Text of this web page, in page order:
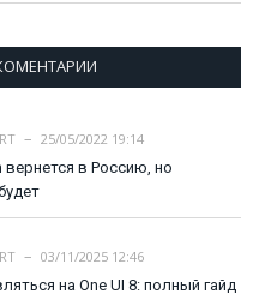
25/05/2022 19:14
вернется в Россию, но
03/11/2025 12:46
на One UI 8: полный гайд